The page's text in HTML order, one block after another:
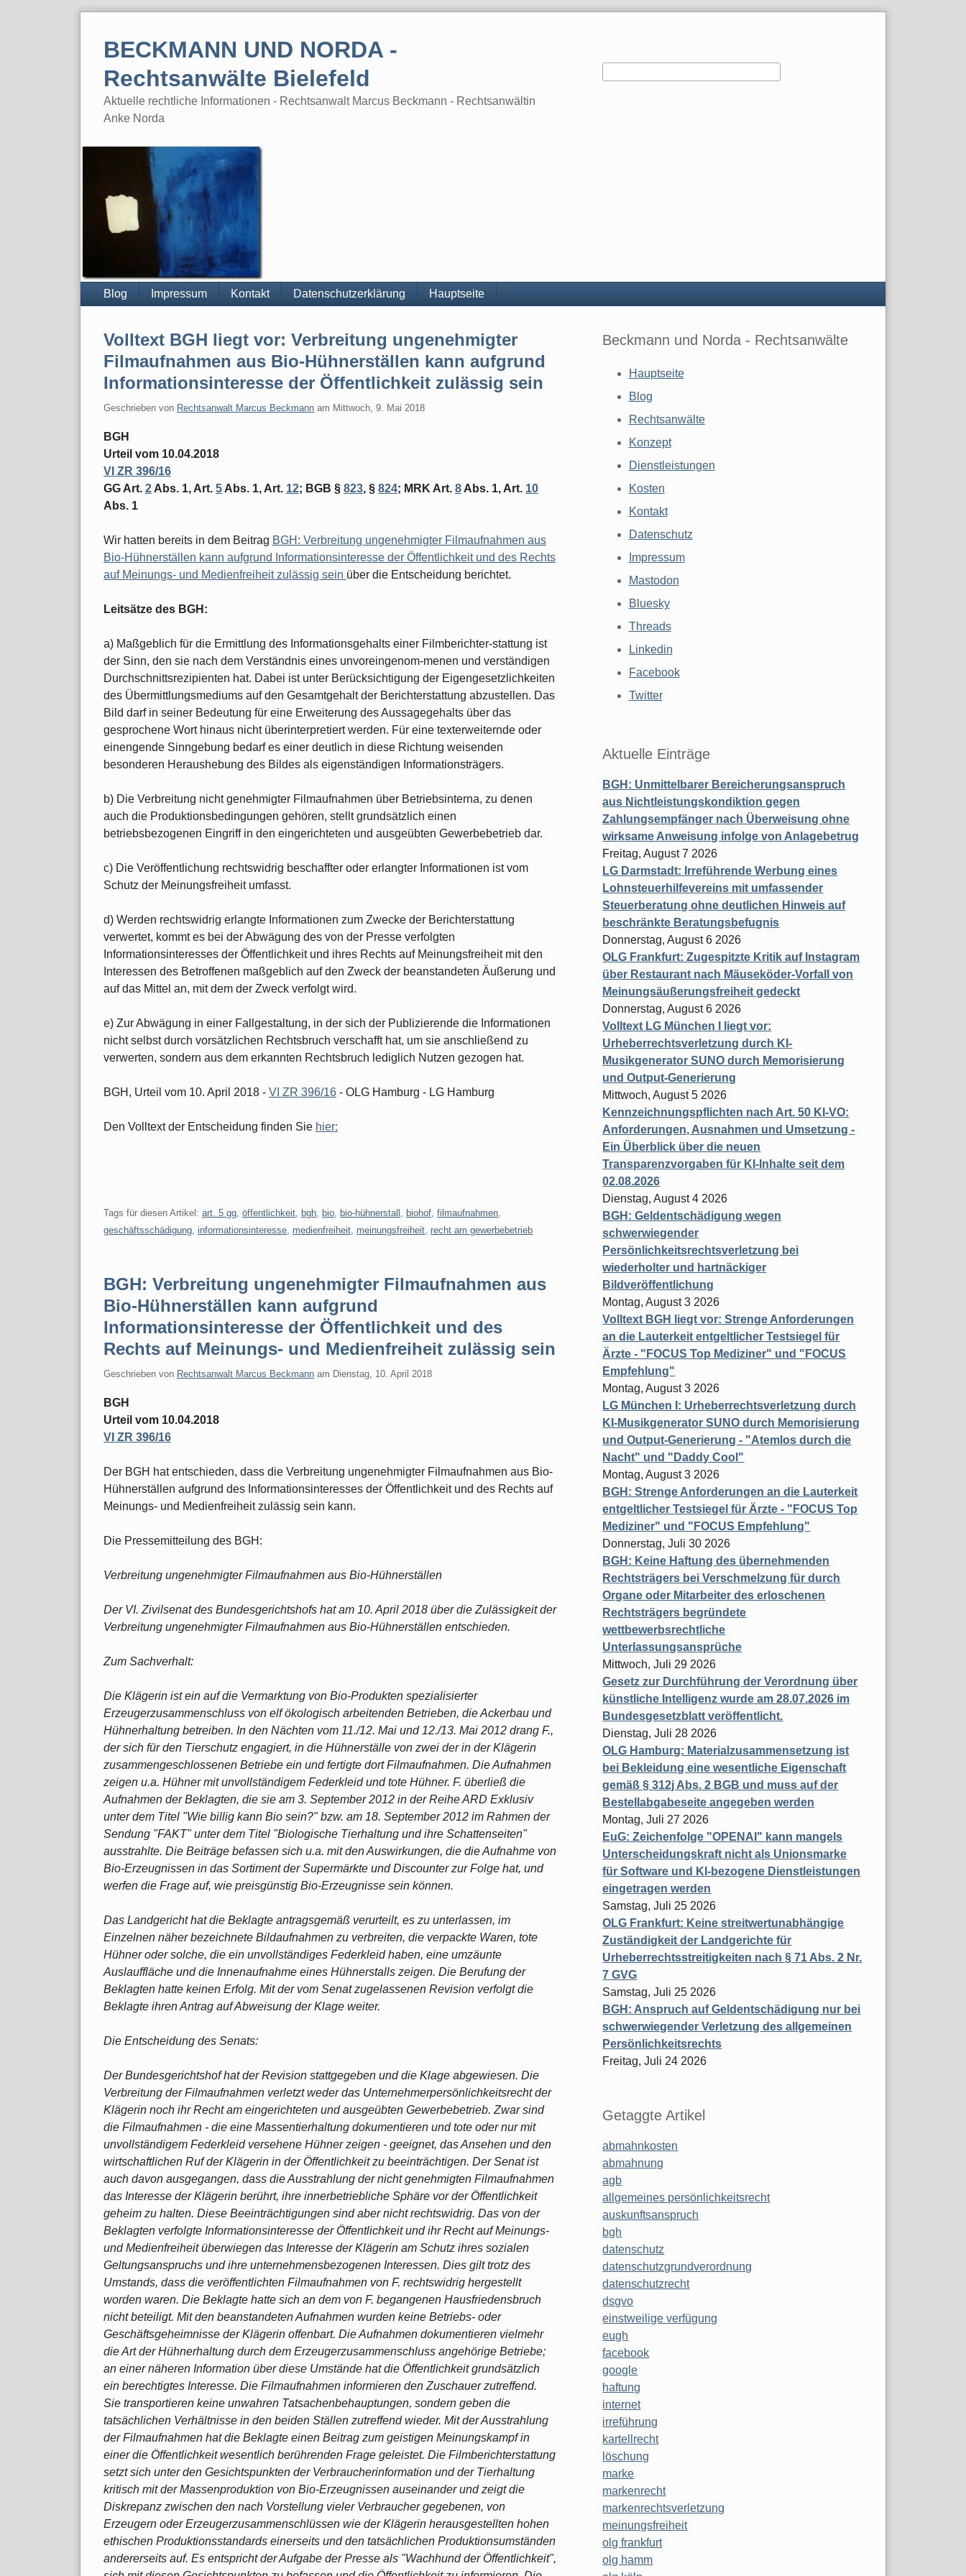
BECKMANN UND NORDA -
Rechtsanwälte Bielefeld
Aktuelle rechtliche Informationen - Rechtsanwalt Marcus Beckmann - Rechtsanwältin
Anke Norda
Blog Impressum Kontakt Datenschutzerklärung Hauptseite
Volltext BGH liegt vor: Verbreitung ungenehmigter
Filmaufnahmen aus Bio-Hühnerställen kann aufgrund
Informationsinteresse der Öffentlichkeit zulässig sein
Geschrieben von Rechtsanwalt Marcus Beckmann am Mittwoch, 9. Mai 2018
BGH
Urteil vom 10.04.2018
VI ZR 396/16
GG Art. 2 Abs. 1, Art. 5 Abs. 1, Art. 12; BGB § 823, § 824; MRK Art. 8 Abs. 1, Art. 10
Abs. 1
Wir hatten bereits in dem Beitrag BGH: Verbreitung ungenehmigter Filmaufnahmen aus
Bio-Hühnerställen kann aufgrund Informationsinteresse der Öffentlichkeit und des Rechts
auf Meinungs- und Medienfreiheit zulässig sein über die Entscheidung berichtet.
Leitsätze des BGH:
a) Maßgeblich für die Ermittlung des Informationsgehalts einer Filmberichter-stattung ist
der Sinn, den sie nach dem Verständnis eines unvoreingenom-menen und verständigen
Durchschnittsrezipienten hat. Dabei ist unter Berücksichtigung der Eigengesetzlichkeiten
des Übermittlungsmediums auf den Gesamtgehalt der Berichterstattung abzustellen. Das
Bild darf in seiner Bedeutung für eine Erweiterung des Aussagegehalts über das
gesprochene Wort hinaus nicht überinterpretiert werden. Für eine texterweiternde oder
einengende Sinngebung bedarf es einer deutlich in diese Richtung weisenden
besonderen Heraushebung des Bildes als eigenständigen Informationsträgers.
b) Die Verbreitung nicht genehmigter Filmaufnahmen über Betriebsinterna, zu denen
auch die Produktionsbedingungen gehören, stellt grundsätzlich einen
betriebsbezogenen Eingriff in den eingerichteten und ausgeübten Gewerbebetrieb dar.
c) Die Veröffentlichung rechtswidrig beschaffter oder erlangter Informationen ist vom
Schutz der Meinungsfreiheit umfasst.
d) Werden rechtswidrig erlangte Informationen zum Zwecke der Berichterstattung
verwertet, kommt es bei der Abwägung des von der Presse verfolgten
Informationsinteresses der Öffentlichkeit und ihres Rechts auf Meinungsfreiheit mit den
Interessen des Betroffenen maßgeblich auf den Zweck der beanstandeten Äußerung und
auf das Mittel an, mit dem der Zweck verfolgt wird.
e) Zur Abwägung in einer Fallgestaltung, in der sich der Publizierende die Informationen
nicht selbst durch vorsätzlichen Rechtsbruch verschafft hat, um sie anschließend zu
verwerten, sondern aus dem erkannten Rechtsbruch lediglich Nutzen gezogen hat.
BGH, Urteil vom 10. April 2018 - VI ZR 396/16 - OLG Hamburg - LG Hamburg
Den Volltext der Entscheidung finden Sie hier:
Tags für diesen Artikel: art. 5 gg öffentlichkeit bgh bio bio-hühnerstall biohof filmaufnahmen
geschäftsschädigung informationsinteresse medienfreiheit meinungsfreiheit recht am gewerbebetrieb
BGH: Verbreitung ungenehmigter Filmaufnahmen aus
Bio-Hühnerställen kann aufgrund
Informationsinteresse der Öffentlichkeit und des
Rechts auf Meinungs- und Medienfreiheit zulässig sein
Geschrieben von Rechtsanwalt Marcus Beckmann am Dienstag, 10. April 2018
BGH
Urteil vom 10.04.2018
VI ZR 396/16
Der BGH hat entschieden, dass die Verbreitung ungenehmigter Filmaufnahmen aus Bio-
Hühnerställen aufgrund des Informationsinteresses der Öffentlichkeit und des Rechts auf
Meinungs- und Medienfreiheit zulässig sein kann.
Die Pressemitteilung des BGH:
Verbreitung ungenehmigter Filmaufnahmen aus Bio-Hühnerställen
Der VI. Zivilsenat des Bundesgerichtshofs hat am 10. April 2018 über die Zulässigkeit der
Verbreitung ungenehmigter Filmaufnahmen aus Bio-Hühnerställen entschieden.
Zum Sachverhalt:
Die Klägerin ist ein auf die Vermarktung von Bio-Produkten spezialisierter
Erzeugerzusammenschluss von elf ökologisch arbeitenden Betrieben, die Ackerbau und
Hühnerhaltung betreiben. In den Nächten vom 11./12. Mai und 12./13. Mai 2012 drang F.,
der sich für den Tierschutz engagiert, in die Hühnerställe von zwei der in der Klägerin
zusammengeschlossenen Betriebe ein und fertigte dort Filmaufnahmen. Die Aufnahmen
zeigen u.a. Hühner mit unvollständigem Federkleid und tote Hühner. F. überließ die
Aufnahmen der Beklagten, die sie am 3. September 2012 in der Reihe ARD Exklusiv
unter dem Titel "Wie billig kann Bio sein?" bzw. am 18. September 2012 im Rahmen der
Sendung "FAKT" unter dem Titel "Biologische Tierhaltung und ihre Schattenseiten"
ausstrahlte. Die Beiträge befassen sich u.a. mit den Auswirkungen, die die Aufnahme von
Bio-Erzeugnissen in das Sortiment der Supermärkte und Discounter zur Folge hat, und
werfen die Frage auf, wie preisgünstig Bio-Erzeugnisse sein können.
Das Landgericht hat die Beklagte antragsgemäß verurteilt, es zu unterlassen, im
Einzelnen näher bezeichnete Bildaufnahmen zu verbreiten, die verpackte Waren, tote
Hühner oder solche, die ein unvollständiges Federkleid haben, eine umzäunte
Auslauffläche und die Innenaufnahme eines Hühnerstalls zeigen. Die Berufung der
Beklagten hatte keinen Erfolg. Mit der vom Senat zugelassenen Revision verfolgt die
Beklagte ihren Antrag auf Abweisung der Klage weiter.
Die Entscheidung des Senats:
Der Bundesgerichtshof hat der Revision stattgegeben und die Klage abgewiesen. Die
Verbreitung der Filmaufnahmen verletzt weder das Unternehmerpersönlichkeitsrecht der
Klägerin noch ihr Recht am eingerichteten und ausgeübten Gewerbebetrieb. Zwar sind
die Filmaufnahmen - die eine Massentierhaltung dokumentieren und tote oder nur mit
unvollständigem Federkleid versehene Hühner zeigen - geeignet, das Ansehen und den
wirtschaftlichen Ruf der Klägerin in der Öffentlichkeit zu beeinträchtigen. Der Senat ist
auch davon ausgegangen, dass die Ausstrahlung der nicht genehmigten Filmaufnahmen
das Interesse der Klägerin berührt, ihre innerbetriebliche Sphäre vor der Öffentlichkeit
geheim zu halten. Diese Beeinträchtigungen sind aber nicht rechtswidrig. Das von der
Beklagten verfolgte Informationsinteresse der Öffentlichkeit und ihr Recht auf Meinungs-
und Medienfreiheit überwiegen das Interesse der Klägerin am Schutz ihres sozialen
Geltungsanspruchs und ihre unternehmensbezogenen Interessen. Dies gilt trotz des
Umstands, dass die veröffentlichten Filmaufnahmen von F. rechtswidrig hergestellt
worden waren. Die Beklagte hatte sich an dem von F. begangenen Hausfriedensbruch
nicht beteiligt. Mit den beanstandeten Aufnahmen wurden keine Betriebs- oder
Geschäftsgeheimnisse der Klägerin offenbart. Die Aufnahmen dokumentieren vielmehr
die Art der Hühnerhaltung durch dem Erzeugerzusammenschluss angehörige Betriebe;
an einer näheren Information über diese Umstände hat die Öffentlichkeit grundsätzlich
ein berechtigtes Interesse. Die Filmaufnahmen informieren den Zuschauer zutreffend.
Sie transportieren keine unwahren Tatsachenbehauptungen, sondern geben die
tatsächlichen Verhältnisse in den beiden Ställen zutreffend wieder. Mit der Ausstrahlung
der Filmaufnahmen hat die Beklagte einen Beitrag zum geistigen Meinungskampf in
einer die Öffentlichkeit wesentlich berührenden Frage geleistet. Die Filmberichterstattung
setzt sich unter den Gesichtspunkten der Verbraucherinformation und der Tierhaltung
kritisch mit der Massenproduktion von Bio-Erzeugnissen auseinander und zeigt die
Diskrepanz zwischen den nach Vorstellung vieler Verbraucher gegebenen, von
Erzeugern oder Erzeugerzusammenschlüssen wie der Klägerin herausgestellten hohen
ethischen Produktionsstandards einerseits und den tatsächlichen Produktionsumständen
andererseits auf. Es entspricht der Aufgabe der Presse als "Wachhund der Öffentlichkeit",
Beckmann und Norda - Rechtsanwälte
Hauptseite
Blog
Rechtsanwälte
Konzept
Dienstleistungen
Kosten
Kontakt
Datenschutz
Impressum
Mastodon
Bluesky
Threads
Linkedin
Facebook
Twitter
Aktuelle Einträge
BGH: Unmittelbarer Bereicherungsanspruch
aus Nichtleistungskondiktion gegen
Zahlungsempfänger nach Überweisung ohne
wirksame Anweisung infolge von Anlagebetrug
Freitag, August 7 2026
LG Darmstadt: Irreführende Werbung eines
Lohnsteuerhilfevereins mit umfassender
Steuerberatung ohne deutlichen Hinweis auf
beschränkte Beratungsbefugnis
Donnerstag, August 6 2026
OLG Frankfurt: Zugespitzte Kritik auf Instagram
über Restaurant nach Mäuseköder-Vorfall von
Meinungsäußerungsfreiheit gedeckt
Donnerstag, August 6 2026
Volltext LG München I liegt vor:
Urheberrechtsverletzung durch KI-
Musikgenerator SUNO durch Memorisierung
und Output-Generierung
Mittwoch, August 5 2026
Kennzeichnungspflichten nach Art. 50 KI-VO:
Anforderungen, Ausnahmen und Umsetzung -
Ein Überblick über die neuen
Transparenzvorgaben für KI-Inhalte seit dem
02.08.2026
Dienstag, August 4 2026
BGH: Geldentschädigung wegen
schwerwiegender
Persönlichkeitsrechtsverletzung bei
wiederholter und hartnäckiger
Bildveröffentlichung
Montag, August 3 2026
Volltext BGH liegt vor: Strenge Anforderungen
an die Lauterkeit entgeltlicher Testsiegel für
Ärzte - "FOCUS Top Mediziner" und "FOCUS
Empfehlung"
Montag, August 3 2026
LG München I: Urheberrechtsverletzung durch
KI-Musikgenerator SUNO durch Memorisierung
und Output-Generierung - "Atemlos durch die
Nacht" und "Daddy Cool"
Montag, August 3 2026
BGH: Strenge Anforderungen an die Lauterkeit
entgeltlicher Testsiegel für Ärzte - "FOCUS Top
Mediziner" und "FOCUS Empfehlung"
Donnerstag, Juli 30 2026
BGH: Keine Haftung des übernehmenden
Rechtsträgers bei Verschmelzung für durch
Organe oder Mitarbeiter des erloschenen
Rechtsträgers begründete
wettbewerbsrechtliche
Unterlassungsansprüche
Mittwoch, Juli 29 2026
Gesetz zur Durchführung der Verordnung über
künstliche Intelligenz wurde am 28.07.2026 im
Bundesgesetzblatt veröffentlicht.
Dienstag, Juli 28 2026
OLG Hamburg: Materialzusammensetzung ist
bei Bekleidung eine wesentliche Eigenschaft
gemäß § 312j Abs. 2 BGB und muss auf der
Bestellabgabeseite angegeben werden
Montag, Juli 27 2026
EuG: Zeichenfolge "OPENAI" kann mangels
Unterscheidungskraft nicht als Unionsmarke
für Software und KI-bezogene Dienstleistungen
eingetragen werden
Samstag, Juli 25 2026
OLG Frankfurt: Keine streitwertunabhängige
Zuständigkeit der Landgerichte für
Urheberrechtsstreitigkeiten nach § 71 Abs. 2 Nr.
7 GVG
Samstag, Juli 25 2026
BGH: Anspruch auf Geldentschädigung nur bei
schwerwiegender Verletzung des allgemeinen
Persönlichkeitsrechts
Freitag, Juli 24 2026
Getaggte Artikel
abmahnkosten
abmahnung
agb
allgemeines persönlichkeitsrecht
auskunftsanspruch
bgh
datenschutz
datenschutzgrundverordnung
datenschutzrecht
dsgvo
einstweilige verfügung
eugh
facebook
google
haftung
internet
irreführung
kartellrecht
löschung
marke
markenrecht
markenrechtsverletzung
meinungsfreiheit
olg frankfurt
olg hamm